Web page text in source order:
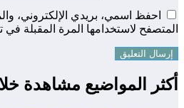
احفظ اسمي، بريدي الإلكتروني،
المتصفح لاستخدامها المرة المقبلة في
أكثر المواضيع مشاهدة